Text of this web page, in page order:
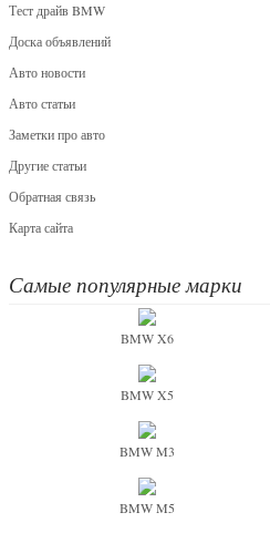
Тест драйв BMW
Доска объявлений
Авто новости
Авто статьи
Заметки про авто
Другие статьи
Обратная связь
Карта сайта
Самые популярные марки
BMW X6
BMW X5
BMW M3
BMW M5